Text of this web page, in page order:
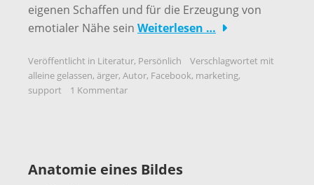
eigenen Schaffen und für die Erzeugung von
emotialer Nähe sein Weiterlesen …
Veröffentlicht in Literatur, Persönlich
Verschlagwortet mit
alleine gelassen, ärger, Autor, Facebook, marketing,
support
1 Kommentar
Anatomie eines Bildes